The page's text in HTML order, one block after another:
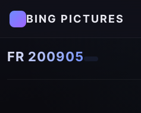
BING PICTURES
FR 200905